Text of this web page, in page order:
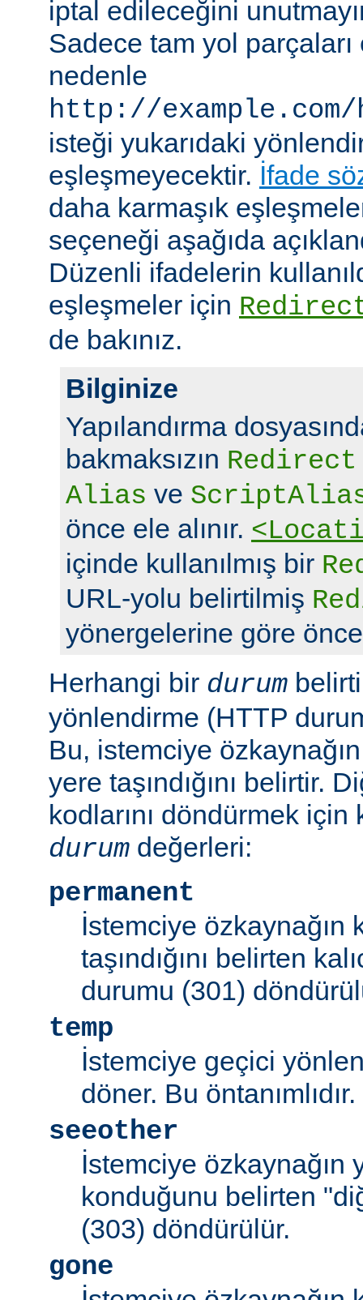
iptal edileceğini
Sadece tam yol
nedenle
http://
isteği yukarıdaki
eşleşmeyecektir. İfade
daha karmaşık
seçeneği aşağıda
Düzenli ifadelerin
eşleşmeler için
de bakınız.
Bilginize
Yapılandırma
bakmaksızın Redirect
Alias ve
önce ele alınır.
içinde kullanılmış bir
URL-yolu belirtilmiş
yönergelerine göre
Herhangi bir durum
yönlendirme (HTTP
Bu, istemciye
yere taşındığını belirtir.
kodlarını döndürmek için
durum değerleri:
permanent
İstemciye özkaynağın
taşındığını belirten
durumu (301)
temp
İstemciye geçici
döner. Bu öntanımlıdır.
seeother
İstemciye özkaynağın
konduğunu belirten
(303) döndürülür.
gone